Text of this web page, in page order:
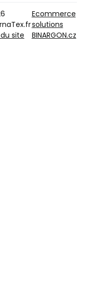
site
Ecommerce
solutions
BINARGON.cz